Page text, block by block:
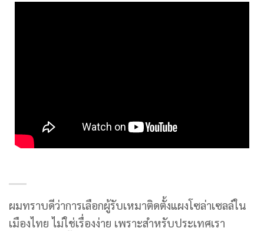
ผมทราบดีว่าการเลือกผู้รับเหมาติดตั้งแผงโซล่าเซลล์ใน
เมืองไทย ไม่ใช่เรื่องง่าย เพราะสำหรับประเทศเรา